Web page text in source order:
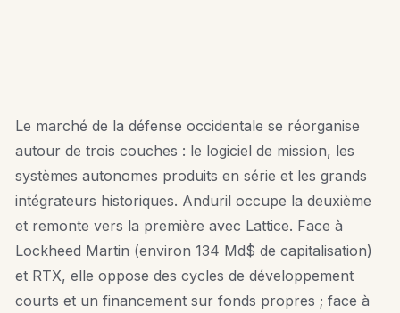
Le marché de la défense occidentale se réorganise
autour de trois couches : le logiciel de mission, les
systèmes autonomes produits en série et les grands
intégrateurs historiques. Anduril occupe la deuxième
et remonte vers la première avec Lattice. Face à
Lockheed Martin (environ 134 Md$ de capitalisation)
et RTX, elle oppose des cycles de développement
courts et un financement sur fonds propres ; face à